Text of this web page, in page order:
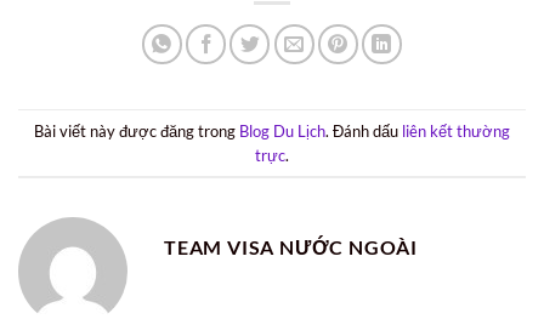
Bài viết này được đăng trong Blog Du Lịch. Đánh dấu liên kết thường
trực.
TEAM VISA NƯỚC NGOÀI